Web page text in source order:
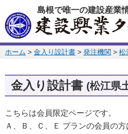
このページの本文へ
島根で唯一の建設産業
このページの位置:
ホーム > 金入り設計書 > 発注機関 > 松
金入り設計書 (松江県
こちらは会員限定ページです。
Ａ、Ｂ、Ｃ、Ｅ プランの会員の